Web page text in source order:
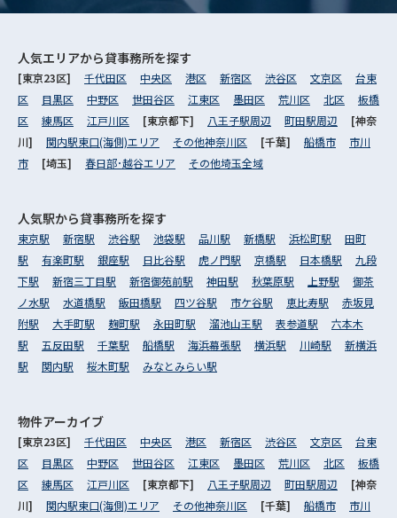
人気エリアから貸事務所を探す
[東京23区] 千代田区 中央区 港区 新宿区 渋谷区 文京区
台東
区
目黒区 中野区 世田谷区 江東区 墨田区 荒川区 北区
板橋
区
練馬区 江戸川区 [東京都下] 八王子駅周辺 町田駅周辺
[神奈
川] 関内駅東口(海側)エリア その他神奈川区 [千葉] 船橋市
市川
市
[埼玉] 春日部･越谷エリア その他埼玉全域
人気駅から貸事務所を探す
東京駅 新宿駅 渋谷駅 池袋駅 品川駅 新橋駅 浜松町駅
田町
駅
有楽町駅 銀座駅 日比谷駅 虎ノ門駅 京橋駅 日本橋駅
九段
下駅
新宿三丁目駅 新宿御苑前駅 神田駅 秋葉原駅 上野駅
御茶
ノ水駅
水道橋駅 飯田橋駅 四ツ谷駅 市ケ谷駅 恵比寿駅
赤坂見
附駅
大手町駅 麹町駅 永田町駅 溜池山王駅 表参道駅
六本木
駅
五反田駅 千葉駅 船橋駅 海浜幕張駅 横浜駅 川崎駅
新横浜
駅
関内駅 桜木町駅 みなとみらい駅
物件アーカイブ
[東京23区] 千代田区 中央区 港区 新宿区 渋谷区 文京区
台東
区
目黒区 中野区 世田谷区 江東区 墨田区 荒川区 北区
板橋
区
練馬区 江戸川区 [東京都下] 八王子駅周辺 町田駅周辺
[神奈
川] 関内駅東口(海側)エリア その他神奈川区 [千葉] 船橋市 市川